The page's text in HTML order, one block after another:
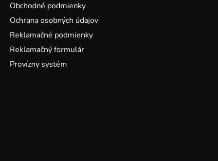
Obchodné podmienky
Ochrana osobných údajov
Reklamačné podmienky
Reklamačný formulár
Provízny systém